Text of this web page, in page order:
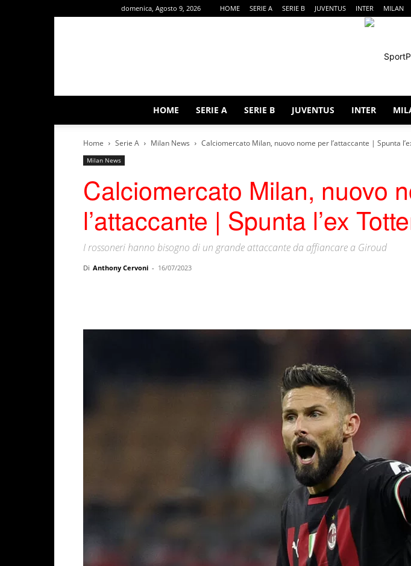
domenica, Agosto 9, 2026 HOME SERIE A SERIE B JUVENTUS INTER MILAN
HOME SERIE A SERIE B JUVENTUS INTER
Home Serie A Milan News Calciomercato Milan, nuovo nome per l’attaccante | Spunta
Milan News
Calciomercato Milan, nuovo
l’attaccante | Spunta l’ex
I rossoneri hanno bisogno di un grande attaccante da affiancare a Giroud
Di Anthony Cervoni - 16/07/2023